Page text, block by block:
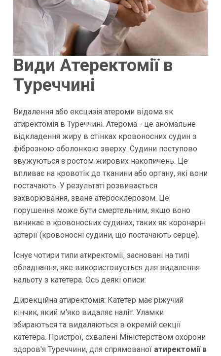
Види Атеректомії в
Туреччині
Видалення або ексцизія атероми відома як
атиректомія в Туреччині. Атерома - це аномальне
відкладення жиру в стінках кровоносних судин з
фіброзною оболонкою зверху. Судини поступово
звужуються з ростом жирових накопичень. Це
впливає на кровотік до тканини або органу, які вони
постачають. У результаті розвивається
захворювання, зване атеросклерозом. Це
порушення може бути смертельним, якщо воно
виникає в кровоносних судинах, таких як коронарні
артерії (кровоносні судини, що постачають серце).
Існує чотири типи атиректомії, засновані на типі
обладнання, яке використовується для видалення
нальоту з катетера. Ось деякі описи:
Дирекційна атиректомія: Катетер має ріжучий
кінчик, який м'яко видаляє наліт. Уламки
збираються та видаляються в окремій секції
катетера. Пристрої, схвалені Міністерством охорони
здоров'я Туреччини, для спрямованої атиректомії в